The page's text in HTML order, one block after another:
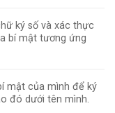
ký số và xác thực
bí mật tương ứng
mật của mình để ký
đó dưới tên mình.